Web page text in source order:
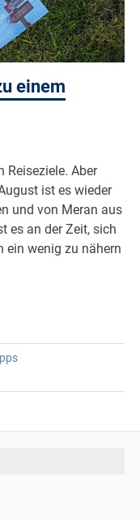
einem
Reiseziele. Aber
ist es wieder
und von Meran aus
es an der Zeit, sich
ein wenig zu nähern